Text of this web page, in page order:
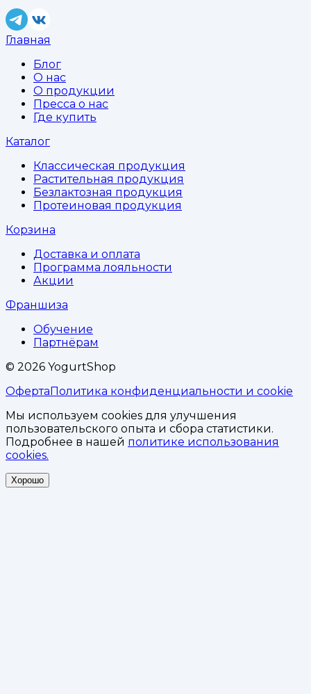
Главная
Блог
О нас
О продукции
Пресса о нас
Где купить
Каталог
Классическая продукция
Растительная продукция
Безлактозная продукция
Протеиновая продукция
Корзина
Доставка и оплата
Программа лояльности
Акции
Франшиза
Обучение
Партнёрам
© 2026 YogurtShop
ОфертаПолитика конфиденциальности и cookie
Мы используем cookies для улучшения
пользовательского опыта и сбора статистики.
Подробнее в нашей политике использования
cookies.
Хорошо